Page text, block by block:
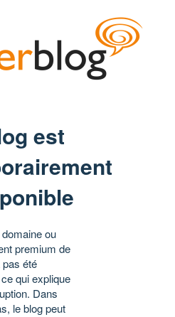
est
ou
premium de
pas été
qui explique
Dans
le blog peut